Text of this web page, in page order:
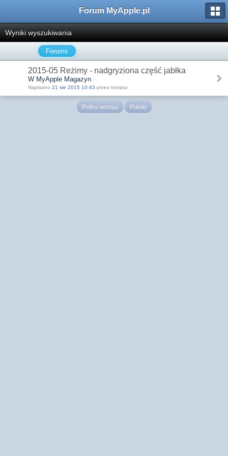
Forum MyApple.pl
Wyniki wyszukiwania
Forums
2015-05 Reżimy - nadgryziona część jabłka
W MyApple Magazyn
Napisano 21 sie 2015 10:43 przez tomasz
Pełna wersja Polski